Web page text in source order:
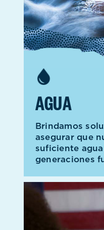
AGUA
Brindamos
asegurar que
suficiente
generaciones